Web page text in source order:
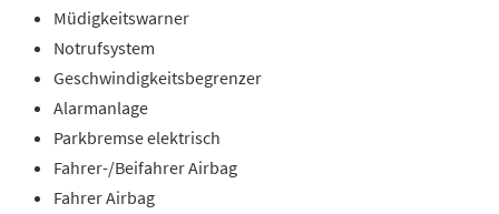
Müdigkeitswarner
Notrufsystem
Geschwindigkeitsbegrenzer
Alarmanlage
Parkbremse elektrisch
Fahrer-/Beifahrer Airbag
Fahrer Airbag